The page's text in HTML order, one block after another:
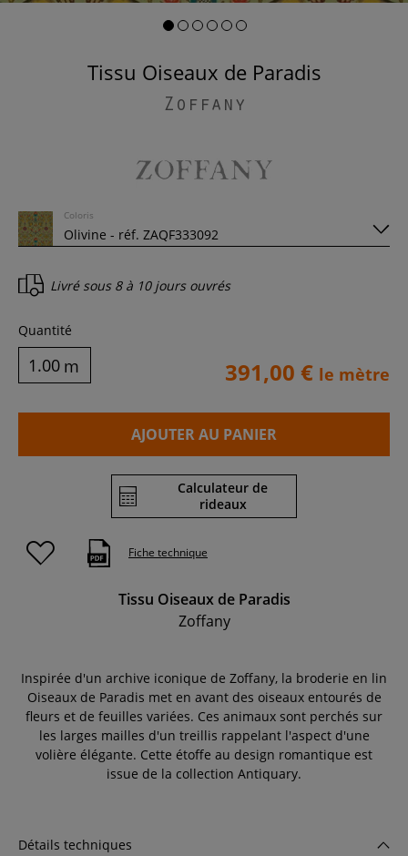
Tissu Oiseaux de Paradis
Zoffany
Coloris
Livré sous 8 à 10 jours ouvrés
Quantité
m 391,00 € le mètre
AJOUTER AU PANIER
Calculateur de
rideaux
Fiche technique
Tissu Oiseaux de Paradis
Zoffany
Inspirée d'un archive iconique de Zoffany, la broderie en lin
Oiseaux de Paradis met en avant des oiseaux entourés de
fleurs et de feuilles variées. Ces animaux sont perchés sur
les larges mailles d'un treillis rappelant l'aspect d'une
volière élégante. Cette étoffe au design romantique est
issue de la collection Antiquary.
Détails techniques